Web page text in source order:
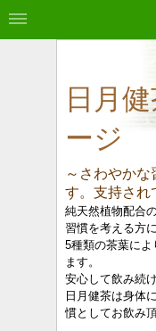
日月
ージ
～さわやか
す。支持され
純天然植物配合
習慣を考える方
5種類の茶葉に
ます。
安心して飲み続
日月健茶は身体
慣としてお飲み